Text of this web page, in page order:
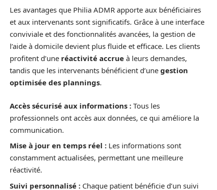
Les avantages que Philia ADMR apporte aux bénéficiaires
et aux intervenants sont significatifs. Grâce à une interface
conviviale et des fonctionnalités avancées, la gestion de
l’aide à domicile devient plus fluide et efficace. Les clients
profitent d’une réactivité accrue à leurs demandes,
tandis que les intervenants bénéficient d’une gestion
optimisée des plannings.
Accès sécurisé aux informations : Tous les
professionnels ont accès aux données, ce qui améliore la
communication.
Mise à jour en temps réel : Les informations sont
constamment actualisées, permettant une meilleure
réactivité.
Suivi personnalisé : Chaque patient bénéficie d’un suivi